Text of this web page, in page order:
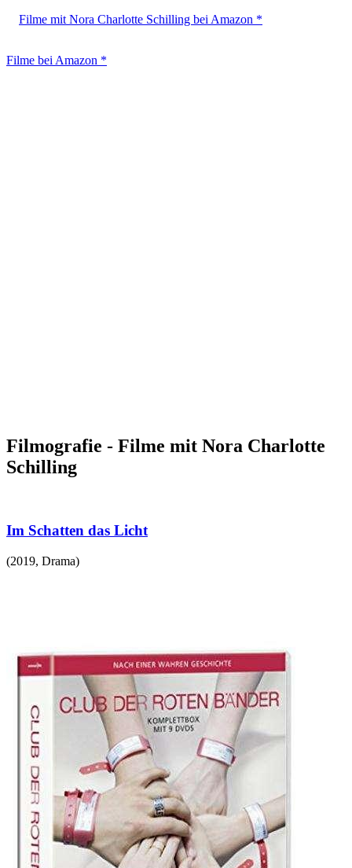
Filme mit Nora Charlotte Schilling bei Amazon *
Filme bei Amazon *
Filmografie - Filme mit Nora Charlotte
Schilling
Im Schatten das Licht
(2019, Drama)